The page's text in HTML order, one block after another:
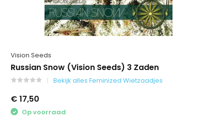
Vision Seeds
Russian Snow (Vision Seeds) 3 Zaden
Bekijk alles Feminized Wietzaadjes
€ 17,50
Op voorraad